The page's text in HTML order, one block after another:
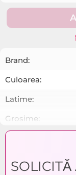
Brand:
Culoarea:
Latime:
Grosime:
Lungime: